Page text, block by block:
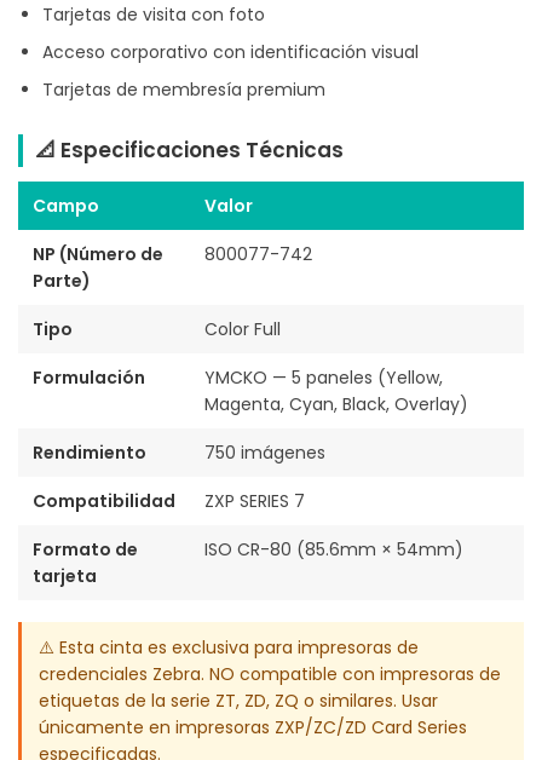
Tarjetas de visita con foto
Acceso corporativo con identificación visual
Tarjetas de membresía premium
📐 Especificaciones Técnicas
Campo
Valor
NP (Número de
Parte)
800077-742
Tipo
Color Full
Formulación
YMCKO — 5 paneles (Yellow,
Magenta, Cyan, Black, Overlay)
Rendimiento
750 imágenes
Compatibilidad
ZXP SERIES 7
Formato de
tarjeta
ISO CR-80 (85.6mm × 54mm)
⚠️ Esta cinta es exclusiva para impresoras de
credenciales Zebra. NO compatible con impresoras de
etiquetas de la serie ZT, ZD, ZQ o similares. Usar
únicamente en impresoras ZXP/ZC/ZD Card Series
especificadas.